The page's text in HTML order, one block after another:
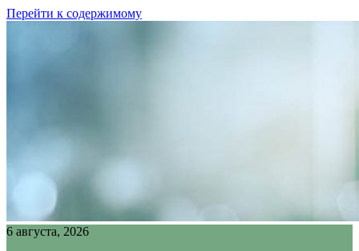
Перейти к содержимому
6 августа, 2026